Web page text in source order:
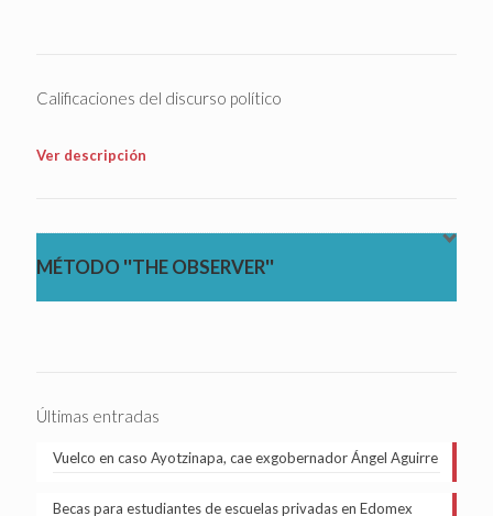
Calificaciones del discurso político
Ver descripción
MÉTODO ''THE OBSERVER''
Últimas entradas
Vuelco en caso Ayotzinapa, cae exgobernador Ángel Aguirre
Becas para estudiantes de escuelas privadas en Edomex